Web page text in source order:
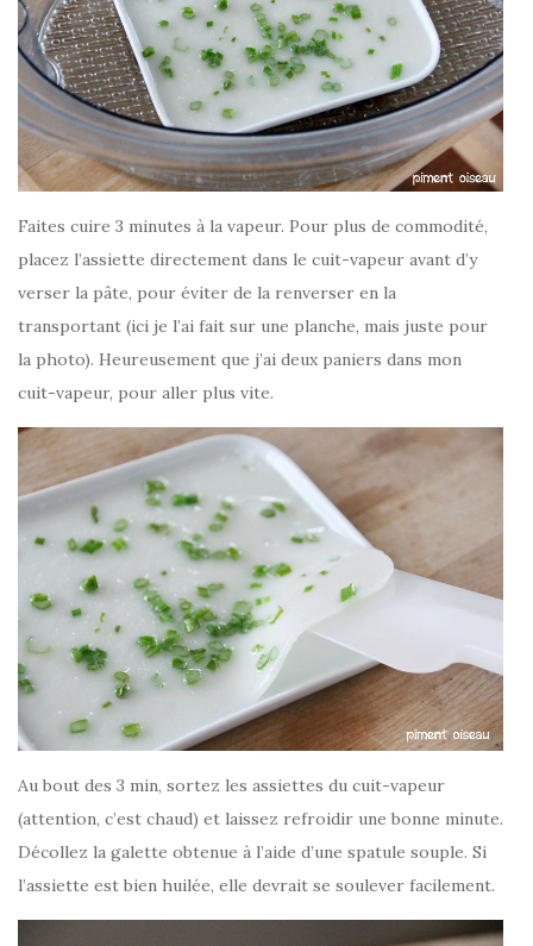
Faites cuire 3 minutes à la vapeur. Pour plus de commodité,
placez l’assiette directement dans le cuit-vapeur avant d’y
verser la pâte, pour éviter de la renverser en la
transportant (ici je l’ai fait sur une planche, mais juste pour
la photo). Heureusement que j’ai deux paniers dans mon
cuit-vapeur, pour aller plus vite.
Au bout des 3 min, sortez les assiettes du cuit-vapeur
(attention, c’est chaud) et laissez refroidir une bonne minute.
Décollez la galette obtenue à l’aide d’une spatule souple. Si
l’assiette est bien huilée, elle devrait se soulever facilement.